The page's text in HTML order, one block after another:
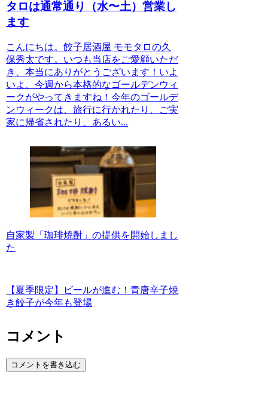
タロは通常通り（水〜土）営業し
ます
こんにちは。餃子居酒屋 モモタロの久
保秀太です。いつも当店をご愛顧いただ
き、本当にありがとうございます！いよ
いよ、今週から本格的なゴールデンウィ
ークがやってきますね！今年のゴールデ
ンウィークは、旅行に行かれたり、ご実
家に帰省されたり、あるい...
自家製「珈琲焼酎」の提供を開始しまし
た
【夏季限定】ビールが進む！青唐辛子焼
き餃子が今年も登場
コメント
コメントを書き込む